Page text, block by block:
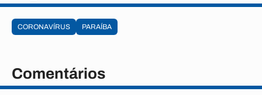
CORONAVÍRUS PARAÍBA
Comentários